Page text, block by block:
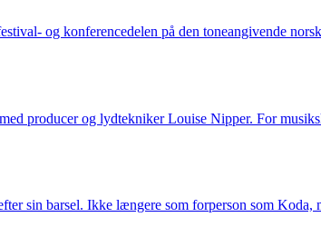
og konferencedelen på den toneangivende
producer og lydtekniker Louise Nipper. For
sin barsel. Ikke længere som forperson som Koda,